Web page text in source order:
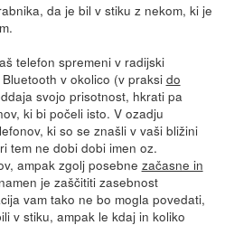
da je bil v stiku z nekom, ki je
telefon spremeni v radijski
v okolico (v praksi do
svojo prisotnost, hkrati pa
ki bi počeli isto. V ozadju
ki so se znašli v vaši bližini
tem ne dobi dobi imen oz.
ampak zgolj posebne začasne in
je zaščititi zasebnost
vam tako ne bo mogla povedati,
v stiku, ampak le kdaj in koliko